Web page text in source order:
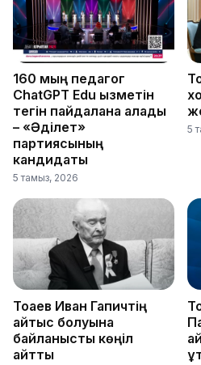
160 мың педагог
ChatGPT Edu қызметін
тегін пайдалана алады
– «Әділет»
партиясының
кандидаты
5 тамыз, 2026
5
Тоқаев Иван Гапичтің
қайтыс болуына
байланысты көңіл
айтты